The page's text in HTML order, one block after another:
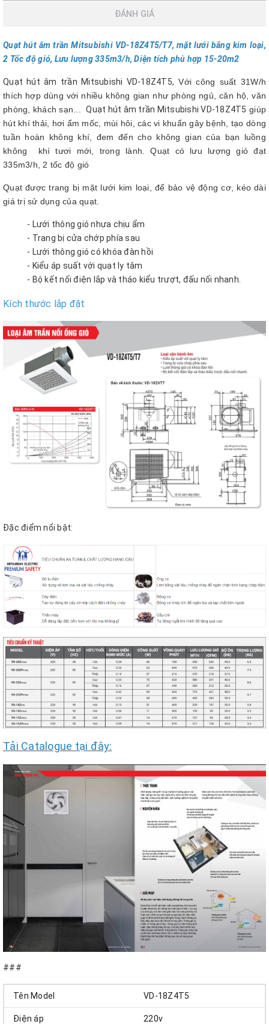
ĐÁNH GIÁ
Quạt hút âm trần Mitsubishi VD-18Z4T5/T7, mặt lưới bằng kim loại,
2 Tốc độ gió, Lưu lượng 335m3/h, Diện tích phù hợp 15-20m2
Quạt hút âm trần Mitsubishi VD-18Z4T5, Với công suất 31W/h
thích hợp dùng với nhiều không gian như phòng ngủ, căn hộ, văn
phòng, khách sạn...Quạt hút âm trần Mitsubishi VD-18Z4T5 giúp
hút khí thải, hơi ẩm mốc, mùi hôi, các vi khuẩn gây bệnh, tạo dòng
tuần hoàn không khí, đem đến cho không gian của bạn luồng
không khí tươi mới, trong lành. Quạt có lưu lượng gió đạt
335m3/h, 2 tốc độ gió
Quạt được trang bị mặt lưới kim loại, để bảo vệ động cơ, kéo dài
giá trị sử dụng của quạt.
- Lưới thông gió nhựa chịu ẩm
- Trang bị cửa chớp phía sau
- Lưới thông gió có khóa đàn hồi
- Kiểu áp suất với quạt ly tâm​
- Bộ kết nối điện lắp và tháo kiểu trượt, đấu nối nhanh.​
Kích thước lắp đặt
Đặc điểm nổi bật:
Tải Catalogue tại đây:
###
Tên Model VD-18Z4T5
Điện áp 220v